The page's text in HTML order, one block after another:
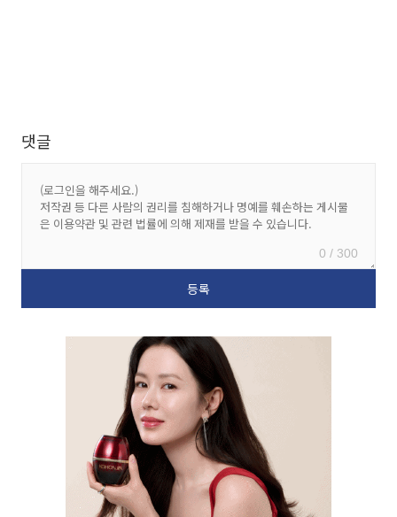
댓글
0 / 300